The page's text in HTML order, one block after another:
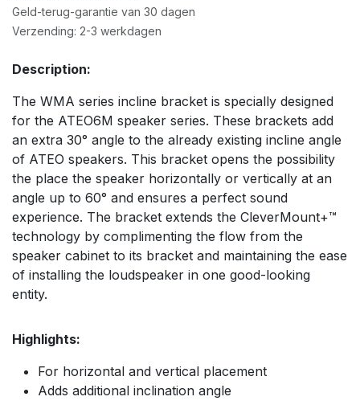
Geld-terug-garantie van 30 dagen
Verzending: 2-3 werkdagen
Description:
The WMA series incline bracket is specially designed
for the ATEO6M speaker series. These brackets add
an extra 30° angle to the already existing incline angle
of ATEO speakers. This bracket opens the possibility
the place the speaker horizontally or vertically at an
angle up to 60° and ensures a perfect sound
experience. The bracket extends the CleverMount+™
technology by complimenting the flow from the
speaker cabinet to its bracket and maintaining the ease
of installing the loudspeaker in one good-looking
entity.
Highlights:
For horizontal and vertical placement
Adds additional inclination angle